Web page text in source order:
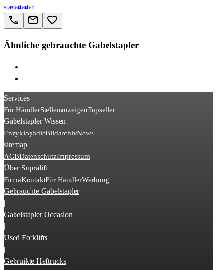
starstarstarstar
call email favorite_border
Ähnliche gebrauchte Gabelstapler
Services
Für HändlerStellenanzeigenTopseller
Gabelstapler Wissen
EnzyklopädieBildarchivNews
sitemap
AGBDatenschutzImpressum
Über Supralift
FirmaKontaktFür HändlerWerbung
Gebrauchte Gabelstapler
|
Gabelstapler Occasion
|
Used Forklifts
|
Gebruikte Heftrucks